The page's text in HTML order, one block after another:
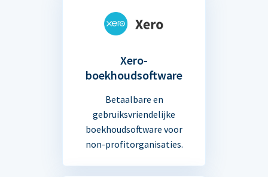
Xero-
boekhoudsoftware
Betaalbare en
gebruiksvriendelijke
boekhoudsoftware voor
non-profitorganisaties.